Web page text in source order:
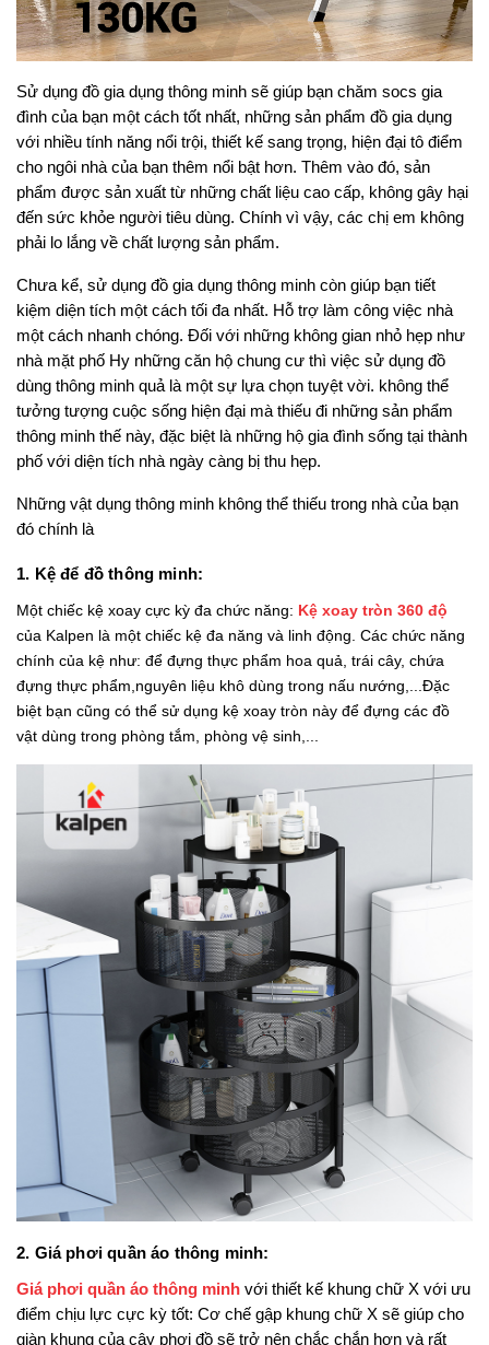
Sử dụng đồ gia dụng thông minh sẽ giúp bạn chăm socs gia
đình của bạn một cách tốt nhất, những sản phẩm đồ gia dụng
với nhiều tính năng nổi trội, thiết kế sang trọng, hiện đại tô điểm
cho ngôi nhà của bạn thêm nổi bật hơn. Thêm vào đó, sản
phẩm được sản xuất từ những chất liệu cao cấp, không gây hại
đến sức khỏe người tiêu dùng. Chính vì vậy, các chị em không
phải lo lắng về chất lượng sản phẩm.
Chưa kể, sử dụng đồ gia dụng thông minh còn giúp bạn tiết
kiệm diện tích một cách tối đa nhất. Hỗ trợ làm công việc nhà
một cách nhanh chóng. Đối với những không gian nhỏ hẹp như
nhà mặt phố Hy những căn hộ chung cư thì việc sử dụng đồ
dùng thông minh quả là một sự lựa chọn tuyệt vời. không thể
tưởng tượng cuộc sống hiện đại mà thiếu đi những sản phẩm
thông minh thế này, đặc biệt là những hộ gia đình sống tại thành
phố với diện tích nhà ngày càng bị thu hẹp.
Những vật dụng thông minh không thể thiếu trong nhà của bạn
đó chính là
1. Kệ để đồ thông minh:
Một chiếc kệ xoay cực kỳ đa chức năng: Kệ xoay tròn 360 độ
của Kalpen là một chiếc kệ đa năng và linh động. Các chức năng
chính của kệ như: để đựng thực phẩm hoa quả, trái cây, chứa
đựng thực phẩm,nguyên liệu khô dùng trong nấu nướng,...Đặc
biệt bạn cũng có thể sử dụng kệ xoay tròn này để đựng các đồ
vật dùng trong phòng tắm, phòng vệ sinh,...
2. Giá phơi quần áo thông minh:
Giá phơi quần áo thông minh với thiết kế khung chữ X với ưu
điểm chịu lực cực kỳ tốt: Cơ chế gập khung chữ X sẽ giúp cho
giàn khung của cây phơi đồ sẽ trở nên chắc chắn hơn và rất